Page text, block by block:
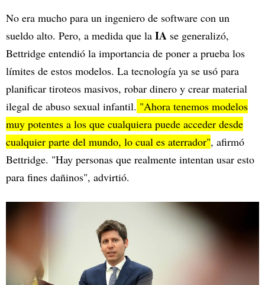
No era mucho para un ingeniero de software con un
sueldo alto. Pero, a medida que la IA se generalizó,
Bettridge entendió la importancia de poner a prueba los
límites de estos modelos. La tecnología ya se usó para
planificar tiroteos masivos, robar dinero y crear material
ilegal de abuso sexual infantil. "Ahora tenemos modelos
muy potentes a los que cualquiera puede acceder desde
cualquier parte del mundo, lo cual es aterrador", afirmó
Bettridge. "Hay personas que realmente intentan usar esto
para fines dañinos", advirtió.